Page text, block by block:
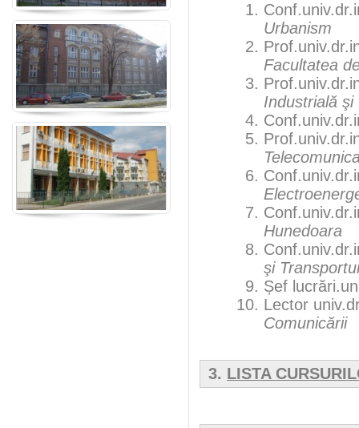
Urbanism
Facultatea
Industrială şi
Hunedoara
şi
Șef
Lector
Comunicării
3. LISTA